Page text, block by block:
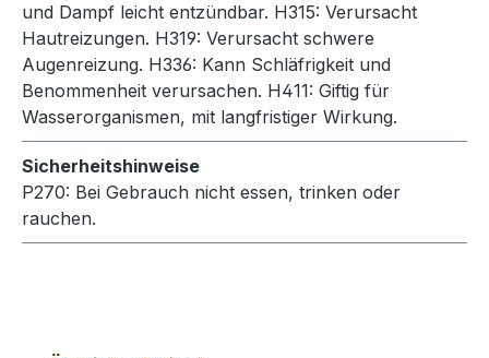
und Dampf leicht entzündbar. H315: Verursacht
Hautreizungen. H319: Verursacht schwere
Augenreizung. H336: Kann Schläfrigkeit und
Benommenheit verursachen. H411: Giftig für
Wasserorganismen, mit langfristiger Wirkung.
Sicherheitshinweise
P270: Bei Gebrauch nicht essen, trinken oder
rauchen.